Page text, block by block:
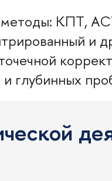
КПТ,
и
и глубинных